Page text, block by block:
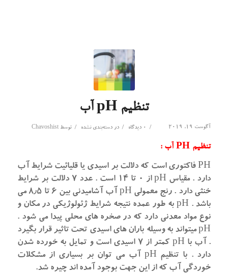
تنظیم pH آب
آگوست 19, 2019 / 0 دیدگاه / در دسته‌بندی نشده / توسط Chavoshist
تنظیم PH آب :
PH فاکتوری است که دلالت بر اسیدی یا قلیائیت شرایط آب
دارد . مقیاس pH از ۰ تا ۱۴ است . عدد ۷ دلالت بر شرایط
خنثی دارد . رنج معمولی pH آب آشامیدنی بین ۶ تا ۸٫۵ می
باشد . pH به طور عمده نتیجه شرایط ژئولوژیکی در مکان و
نوع مواد معدنی دارد که در صخره های محلی پیدا می شود .
pH میتواند به وسیله باران های اسیدی تحت تاثیر قرار بگیرد
. آب با pH کمتر از ۷ اسیدی است و تمایل به خورده شدن
دارد . با تنظیم pH آب می توان بر بسیاری از مشکلات
خوردگی آب که از این جهت بوجود آمده اند چیره شد.